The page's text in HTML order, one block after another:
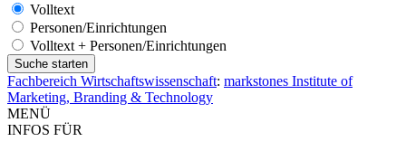
Volltext
Personen/Einrichtungen
Volltext + Personen/Einrichtungen
Fachbereich Wirtschaftswissenschaft: markstones Institute of
Marketing, Branding & Technology
MENÜ
INFOS FÜR